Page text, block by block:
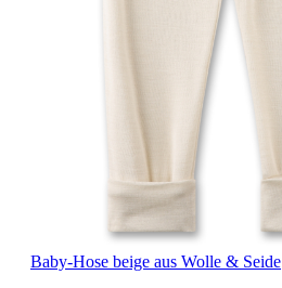
Baby-Hose beige aus Wolle & Seide